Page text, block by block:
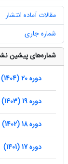
مقالات آماده انتشار
شماره جاری
شماره‌های پیشین
دوره 20 (1404)
دوره 19 (1403)
دوره 18 (1402)
دوره 17 (1401)